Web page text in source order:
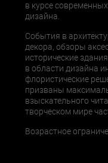
в курсе
дизайна.
События в
декора, обзоры
исторические
в области дизайна
флористические
призваны
взыскательного
творческом мире
Возрастное